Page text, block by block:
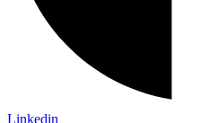
Linkedin